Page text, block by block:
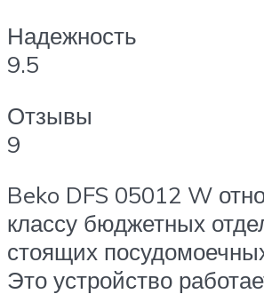
Надежность
9.5
Отзывы
9
Beko DFS 05012 W
классу бюджетных
стоящих
Это устройство